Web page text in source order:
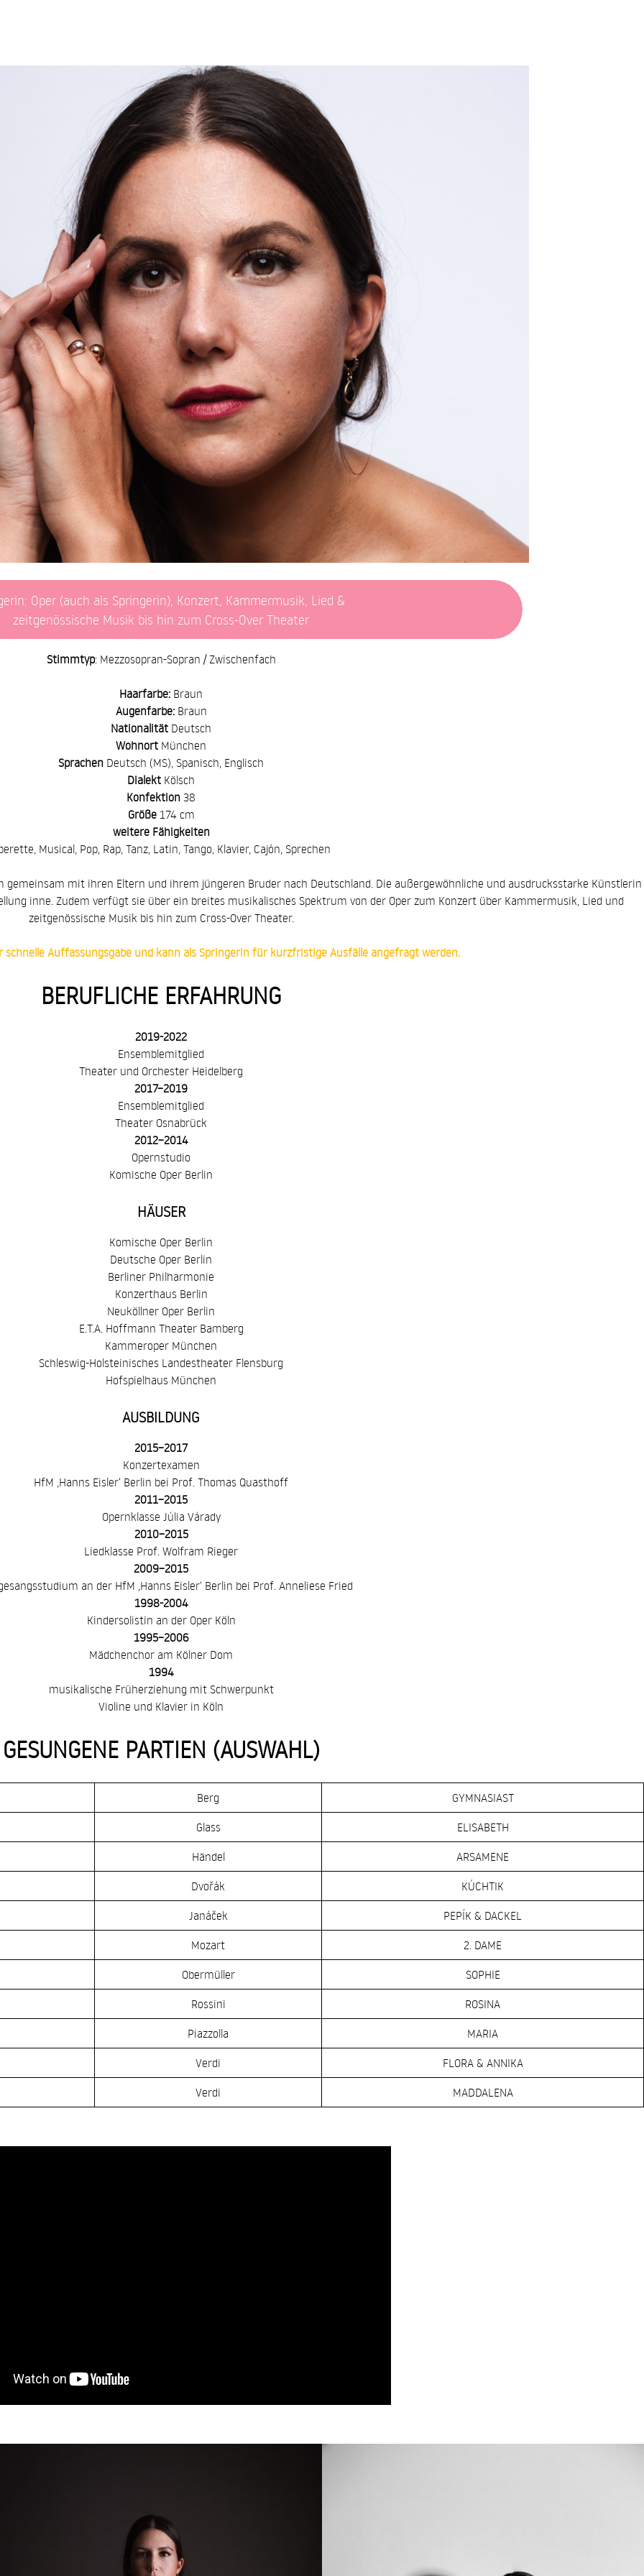
Oper (auch als Springerin), Konzert, Kammermusik, Lied &
zeitgenössische Musik bis hin zum Cross-Over Theater
Stimmtyp: Mezzosopran-Sopran / Zwischenfach
Haarfarbe: Braun
Augenfarbe:Braun
Nationalität Deutsch
Wohnort München
Sprachen Deutsch (MS), Spanisch, Englisch
Dialekt Kölsch
Konfektion 38
Größe174 cm
weitere Fähigkeiten
Musical, Pop, Rap, Tanz, Latin, Tango, Klavier, Cajón, Sprechen
gemeinsam mit ihren Eltern und ihrem jüngeren Bruder nach Deutschland. Die außergewöhnliche und ausdrucksstarke Künstlerin
inne. Zudem verfügt sie über ein breites musikalisches Spektrum von der Oper zum Konzert über Kammermusik, Lied und
zeitgenössische Musik bis hin zum Cross-Over Theater.
Auffassungsgabe und kann als Springerin für kurzfristige Ausfälle angefragt werden.
BERUFLICHE ERFAHRUNG
2019-2022
Ensemblemitglied
Theater und Orchester Heidelberg
2017–2019
Ensemblemitglied
Theater Osnabrück
2012–2014
Opernstudio
Komische Oper Berlin
HÄUSER
Komische Oper Berlin
Deutsche Oper Berlin
Berliner Philharmonie
Konzerthaus Berlin
Neuköllner Oper Berlin
E.T.A. Hoffmann Theater Bamberg
Kammeroper München
Schleswig-Holsteinisches Landestheater Flensburg
Hofspielhaus München
AUSBILDUNG
2015–2017
Konzertexamen
HfM ‚Hanns Eisler‘ Berlin bei Prof. Thomas Quasthoff
2011–2015
Opernklasse Júlia Várady
2010–2015
Liedklasse Prof. Wolfram Rieger
2009–2015
an der HfM ‚Hanns Eisler‘ Berlin bei Prof. Anneliese Fried
1998-2004
Kindersolistin an der Oper Köln
1995–2006
Mädchenchor am Kölner Dom
1994
musikalische Früherziehung mit Schwerpunkt
Violine und Klavier in Köln
GESUNGENE PARTIEN (AUSWAHL)
Berg GYMNASIAST
Glass ELISABETH
Händel ARSAMENE
Dvořák KÚCHTIK
Janáček PEPÍK & DACKEL
Mozart 2. DAME
Obermüller SOPHIE
Rossini ROSINA
Piazzolla MARIA
Verdi FLORA & ANNIKA
Verdi MADDALENA